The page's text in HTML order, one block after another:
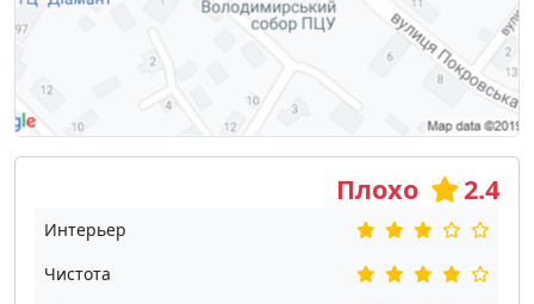
Плохо 2.4
Интерьер
Чистота